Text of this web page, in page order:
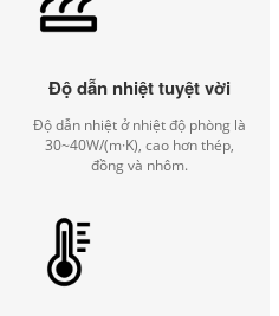
Độ dẫn nhiệt tuyệt vời
Độ dẫn nhiệt ở nhiệt độ phòng là
30~40W/(m·K), cao hơn thép,
đồng và nhôm.